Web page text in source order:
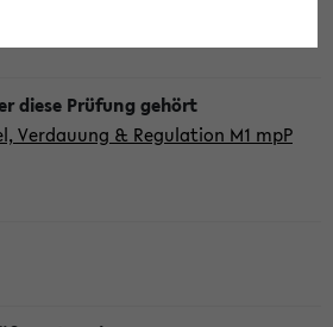
Verdauung & Regulation M1 mpP